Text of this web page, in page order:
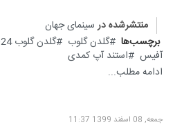
منتشرشده در سینمای جهان
برچسب‌ها
گلدن گلوب گلدن گلوب 2024
آفیس
استند آپ کمدی
ادامه مطلب...
جمعه, 08 اسفند 1399 11:37